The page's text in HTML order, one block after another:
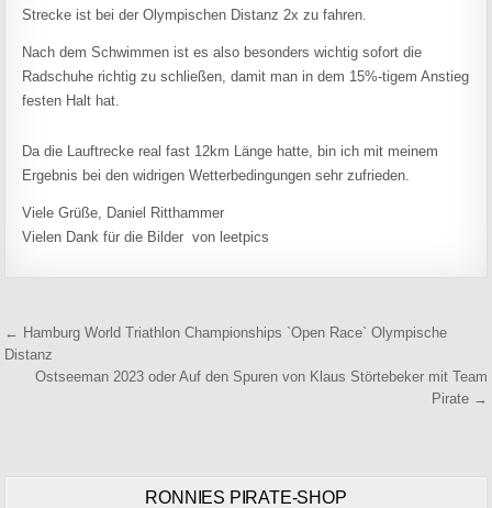
Strecke ist bei der Olympischen Distanz 2x zu fahren.
Nach dem Schwimmen ist es also besonders wichtig sofort die
Radschuhe richtig zu schließen, damit man in dem 15%-tigem Anstieg
festen Halt hat.
Da die Lauftrecke real fast 12km Länge hatte, bin ich mit meinem
Ergebnis bei den widrigen Wetterbedingungen sehr zufrieden.
Viele Grüße, Daniel Ritthammer
Vielen Dank für die Bilder von leetpics
Beitragsnavigation
← Hamburg World Triathlon Championships `Open Race` Olympische
Distanz
Ostseeman 2023 oder Auf den Spuren von Klaus Störtebeker mit Team
Pirate →
RONNIES PIRATE-SHOP